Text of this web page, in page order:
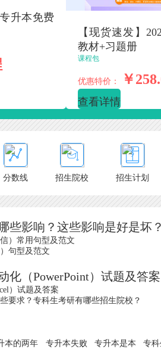
升本免费
【现货速发】
教材+习题册
课程包
优惠特价： ￥
查看详情
分数线 招生院校 招生计划
些影响？这些影响是好是坏？
）常用句型及范文
句型及范文
化（PowerPoint）试题及答案
）试题及答案
要求？专科生考研有哪些招生院校？
本的两年
专升本失败
专升本是本
专